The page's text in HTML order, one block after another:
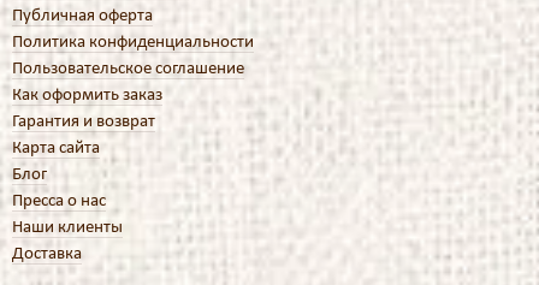
Публичная оферта
Политика конфиденциальности
Пользовательское соглашение
Как оформить заказ
Гарантия и возврат
Карта сайта
Блог
Пресса о нас
Наши клиенты
Доставка